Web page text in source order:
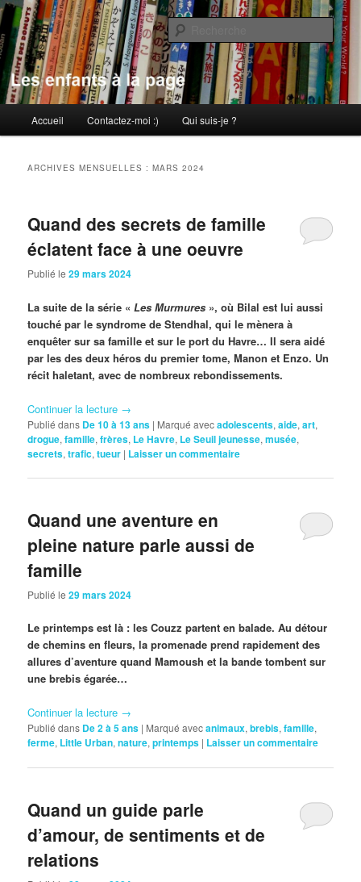
Aller
au
contenu
principal
Aller
au
contenu
secondaireLes enfants à la page
principal
Accueil Contactez-moi :) Qui suis-je ?
ARCHIVES MENSUELLES :MARS 2024
Quand des secrets de famille
éclatent face à une oeuvre
Publié le29 mars 2024
La suite de la série «Les Murmures », où Bilal est lui aussi
touché par le syndrome de Stendhal, qui le mènera à
enquêter sur sa famille et sur le port du Havre… Il sera aidé
par les des deux héros du premier tome, Manon et Enzo. Un
récit haletant, avec de nombreux rebondissements.
Continuer la lecture →
Publié dans De 10 à 13 ans | Marqué avecadolescents,aide,art,
drogue,famille,frères, Le Havre, Le Seuil jeunesse,musée,
secrets,trafic,tueur | Laisser un commentaire
Quand une aventure en
pleine nature parle aussi de
famille
Publié le29 mars 2024
Le printemps est là : les Couzz partent en balade. Au détour
de chemins en fleurs, la promenade prend rapidement des
allures d’aventure quand Mamoush et la bande tombent sur
une brebis égarée…
Continuer la lecture →
Publié dans De 2 à 5 ans | Marqué avecanimaux,brebis,famille,
ferme, Little Urban,nature,printemps | Laisser un commentaire
Quand un guide parle
d’amour, de sentiments et de
relations